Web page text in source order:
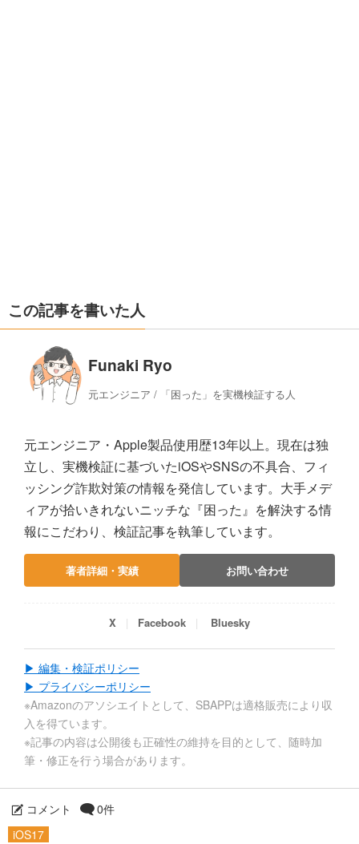
この記事を書いた人
Funaki Ryo
元エンジニア / 「困った」を実機検証する人
元エンジニア・Apple製品使用歴13年以上。現在は独
立し、実機検証に基づいたiOSやSNSの不具合、フィ
ッシング詐欺対策の情報を発信しています。大手メデ
ィアが拾いきれないニッチな『困った』を解決する情
報にこだわり、検証記事を執筆しています。
著者詳細・実績 お問い合わせ
X Facebook Bluesky
▶ 編集・検証ポリシー
▶ プライバシーポリシー
※Amazonのアソシエイトとして、SBAPPは適格販売により収
入を得ています。
※記事の内容は公開後も正確性の維持を目的として、随時加
筆・修正を行う場合があります。
コメント
0件
iOS17